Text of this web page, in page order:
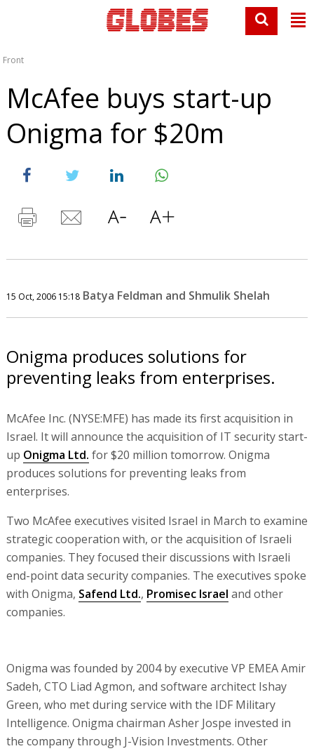
Front
McAfee buys start-up
Onigma for $20m
15 Oct, 2006 15:18 Batya Feldman and Shmulik Shelah
Onigma produces solutions for
preventing leaks from enterprises.
McAfee Inc. (NYSE:MFE) has made its first acquisition in
Israel. It will announce the acquisition of IT security start-
up Onigma Ltd. for $20 million tomorrow. Onigma
produces solutions for preventing leaks from
enterprises.
Two McAfee executives visited Israel in March to examine
strategic cooperation with, or the acquisition of Israeli
companies. They focused their discussions with Israeli
end-point data security companies. The executives spoke
with Onigma, Safend Ltd., Promisec Israel and other
companies.
Onigma was founded by 2004 by executive VP EMEA Amir
Sadeh, CTO Liad Agmon, and software architect Ishay
Green, who met during service with the IDF Military
Intelligence. Onigma chairman Asher Jospe invested in
the company through J-Vision Investments. Other